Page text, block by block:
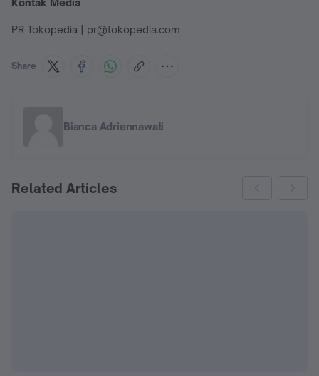
Kontak Media
PR Tokopedia | pr@tokopedia.com
Share
Bianca Adriennawati
Related Articles